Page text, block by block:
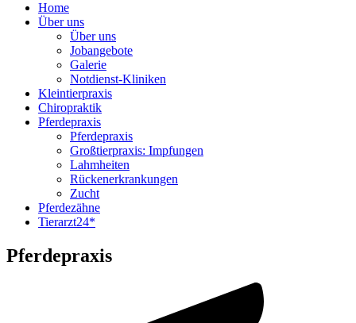
Home
Über uns
Über uns
Jobangebote
Galerie
Notdienst-Kliniken
Kleintierpraxis
Chiropraktik
Pferdepraxis
Pferdepraxis
Großtierpraxis: Impfungen
Lahmheiten
Rückenerkrankungen
Zucht
Pferdezähne
Tierarzt24*
Pferdepraxis